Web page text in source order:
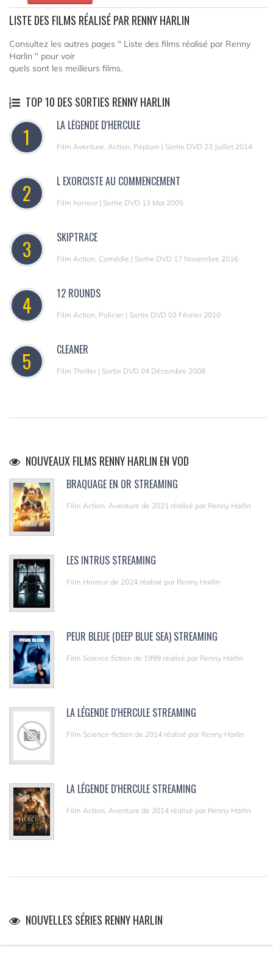
LISTE DES FILMS RÉALISÉ PAR RENNY HARLIN
Consultez les autres pages " Liste des films réalisé par Renny
Harlin " pour voir
quels sont les meilleurs films.
TOP 10 DES SORTIES RENNY HARLIN
1 LA LÉGENDE D'HERCULE
Film Aventure, Action, Péplum | Sortie DVD 23 Juillet 2014
2 L EXORCISTE AU COMMENCEMENT
Film horreur | Sortie DVD 13 Mai 2005
3 SKIPTRACE
Film Action, Comédie | Sortie DVD 17 Novembre 2016
4 12 ROUNDS
Film Action, Policier | Sortie DVD 03 Février 2010
5 CLEANER
Film Thriller | Sortie DVD 04 Décembre 2008
NOUVEAUX FILMS RENNY HARLIN EN VOD
BRAQUAGE EN OR STREAMING
Film Action, Aventure de 2021 réalisé par Renny Harlin
LES INTRUS STREAMING
Film Horreur de 2024 réalisé par Renny Harlin
PEUR BLEUE (DEEP BLUE SEA) STREAMING
Film Science fiction de 1999 réalisé par Renny Harlin
LA LÉGENDE D'HERCULE STREAMING
Film Science-fiction de 2014 réalisé par Renny Harlin
LA LÉGENDE D'HERCULE STREAMING
Film Action, Aventure de 2014 réalisé par Renny Harlin
NOUVELLES SÉRIES RENNY HARLIN